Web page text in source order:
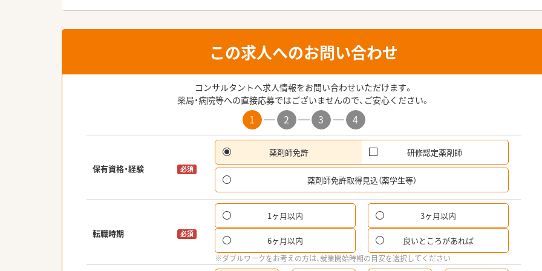
この求人へのお問い合わせ
コンサルタントへ求人情報をお問い合わせいただけます。
薬局・病院等への直接応募ではございませんので、ご安心ください。
1 2 3 4
保有資格・経験 必須
薬剤師免許 研修認定薬剤師
薬剤師免許取得見込（薬学生等）
転職時期 必須
1ヶ月以内 3ヶ月以内
6ヶ月以内 良いところがあれば
※ダブルワークをお考えの方は、就業開始時期の目安を選択してください